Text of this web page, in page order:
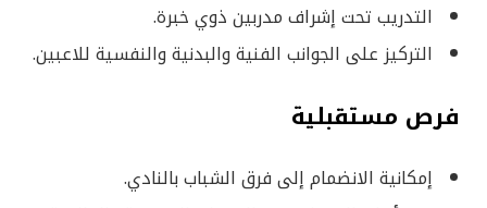
التدريب تحت إشراف مدربين ذوي خبرة.
التركيز على الجوانب الفنية والبدنية والنفسية للاعبين.
فرص مستقبلية
إمكانية الانضمام إلى فرق الشباب بالنادي.